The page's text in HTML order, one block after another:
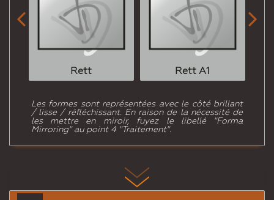
Rett Rett A1
 
Les formes sont représentées avec le côté brillant
/ lisse / réfléchissant. En raison de la nécessité de
les mettre en miroir, fuyez le libellé "Forma
Mirroring" au point 4 "Traitement".